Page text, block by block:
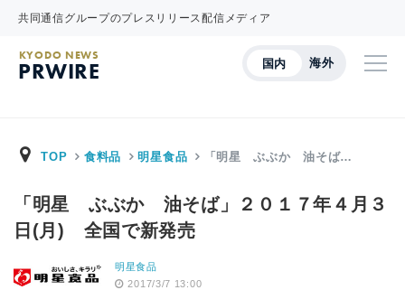
共同通信グループのプレスリリース配信メディア
国内 海外
KYODO NEWS
PRWIRE
TOP 食料品 明星食品 「明星 ぶぶか 油そば…
「明星 ぶぶか 油そば」２０１７年４月３
日(月) 全国で新発売
明星食品
2017/3/7 13:00